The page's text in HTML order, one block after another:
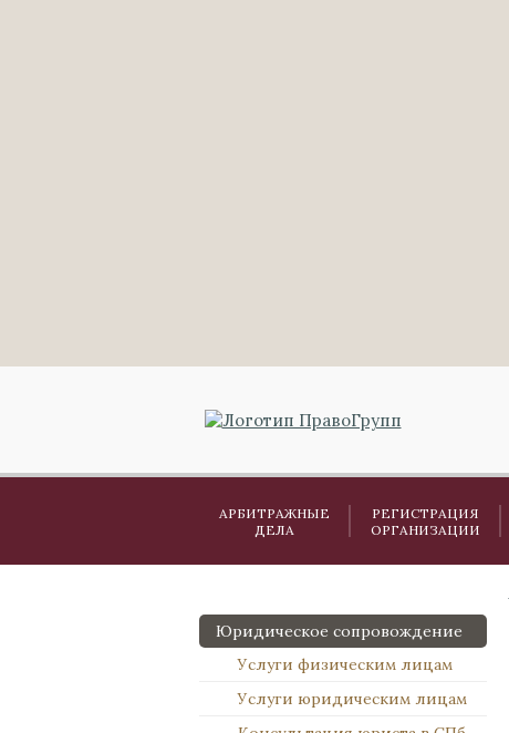
АРБИТРАЖНЫЕ
ДЕЛА
РЕГИСТРАЦИЯ
ОРГАНИЗАЦИИ
Юридическое сопровождение
Услуги физическим лицам
Услуги юридическим лицам